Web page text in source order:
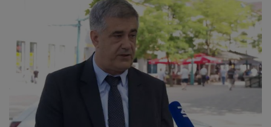
b
o
o
k